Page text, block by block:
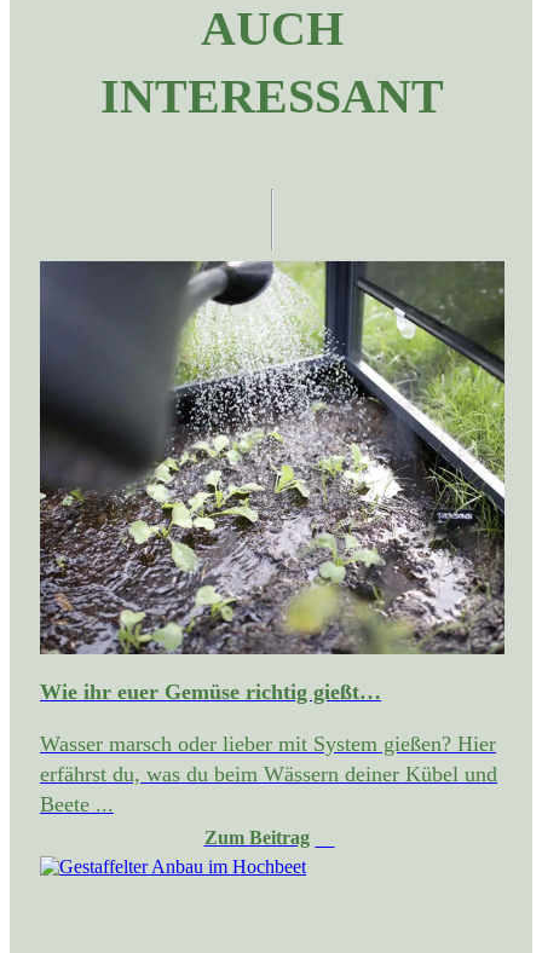
AUCH
INTERESSANT
Wie ihr euer Gemüse richtig gießt…
Wasser marsch oder lieber mit System gießen? Hier
erfährst du, was du beim Wässern deiner Kübel und
Beete ...
Zum Beitrag